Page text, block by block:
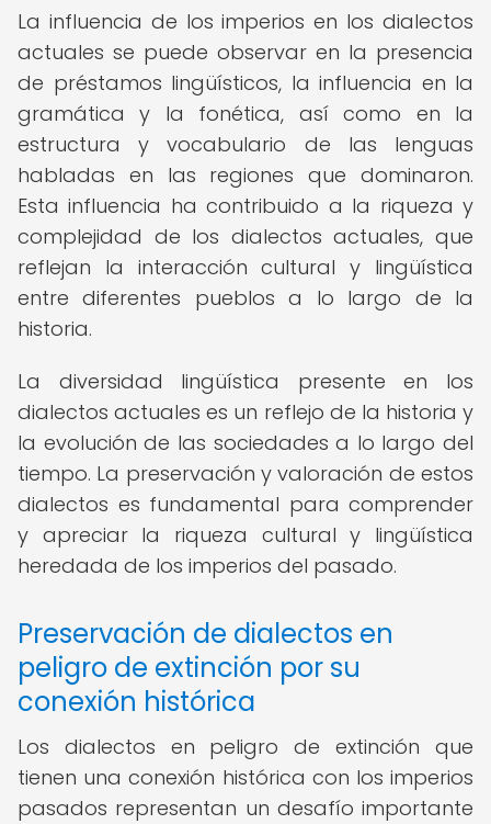
La influencia de los imperios en los dialectos
actuales se puede observar en la presencia
de préstamos lingüísticos, la influencia en la
gramática y la fonética, así como en la
estructura y vocabulario de las lenguas
habladas en las regiones que dominaron.
Esta influencia ha contribuido a la riqueza y
complejidad de los dialectos actuales, que
reflejan la interacción cultural y lingüística
entre diferentes pueblos a lo largo de la
historia.
La diversidad lingüística presente en los
dialectos actuales es un reflejo de la historia y
la evolución de las sociedades a lo largo del
tiempo. La preservación y valoración de estos
dialectos es fundamental para comprender
y apreciar la riqueza cultural y lingüística
heredada de los imperios del pasado.
Preservación de dialectos en
peligro de extinción por su
conexión histórica
Los dialectos en peligro de extinción que
tienen una conexión histórica con los imperios
pasados representan un desafío importante